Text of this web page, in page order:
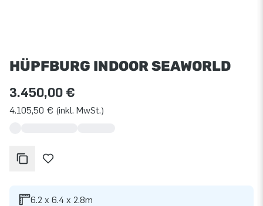
HÜPFBURG INDOOR SEAWORLD
3.450,00 €
4.105,50 € (inkl. MwSt.)
6.2 x 6.4 x 2.8m